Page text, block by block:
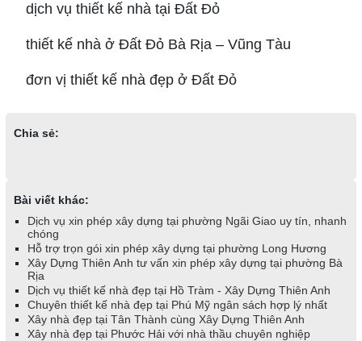
dịch vụ thiết kế nhà tại Đất Đỏ
thiết kế nhà ở Đất Đỏ Bà Rịa – Vũng Tàu
đơn vị thiết kế nhà đẹp ở Đất Đỏ
Chia sẻ:
Bài viết khác:
Dịch vụ xin phép xây dựng tại phường Ngãi Giao uy tín, nhanh
chóng
Hỗ trợ trọn gói xin phép xây dựng tại phường Long Hương
Xây Dựng Thiên Anh tư vấn xin phép xây dựng tại phường Bà
Rịa
Dịch vụ thiết kế nhà đẹp tại Hồ Tràm - Xây Dựng Thiên Anh
Chuyên thiết kế nhà đẹp tại Phú Mỹ ngân sách hợp lý nhất
Xây nhà đẹp tại Tân Thành cùng Xây Dựng Thiên Anh
Xây nhà đẹp tại Phước Hải với nhà thầu chuyên nghiệp